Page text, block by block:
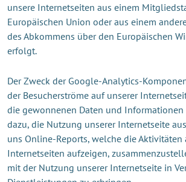
unsere Internetseiten aus einem
Europäischen Union oder aus einem
des Abkommens über den Europäischen
erfolgt.
Der Zweck der Google-Analytics-
der Besucherströme auf unserer
die gewonnenen Daten und Informationen
dazu, die Nutzung unserer Internetseite
uns Online-Reports, welche die Aktivitäten
Internetseiten aufzeigen,
mit der Nutzung unserer Internetseite in